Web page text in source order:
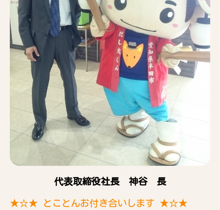
代表取締役社長 神谷 長
★☆★ とことんお付き合いします ★☆★